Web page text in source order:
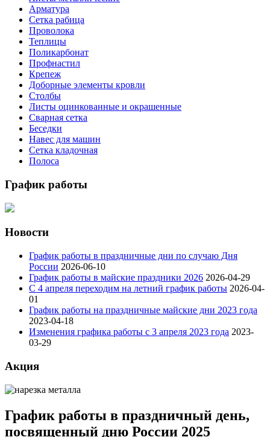
Арматура
Сетка рабица
Проволока
Теплицы
Поликарбонат
Профнастил
Крепеж
Доборные элементы кровли
Столбы
Листы оцинкованные и окрашенные
Сварная сетка
Беседки
Навес для машин
Сетка кладочная
Полоса
График работы
Новости
График работы в праздничные дни по случаю Дня
России 2026-06-10
График работы в майские праздники 2026 2026-04-29
С 4 апреля переходим на летний график работы 2026-04-
01
График работы на праздничные майские дни 2023 года
2023-04-18
Изменения графика работы с 3 апреля 2023 года 2023-
03-29
Акция
График работы в праздничный день,
посвященный дню России 2025